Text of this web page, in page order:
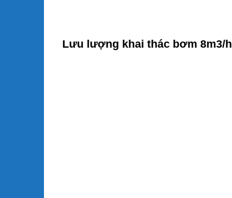
Lưu lượng khai thác bơm 8m3/h